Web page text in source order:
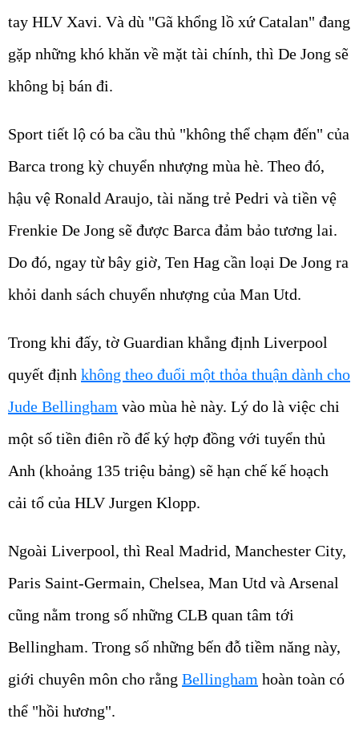
tay HLV Xavi. Và dù "Gã khổng lồ xứ Catalan" đang
gặp những khó khăn về mặt tài chính, thì De Jong sẽ
không bị bán đi.
Sport tiết lộ có ba cầu thủ "không thể chạm đến" của
Barca trong kỳ chuyển nhượng mùa hè. Theo đó,
hậu vệ Ronald Araujo, tài năng trẻ Pedri và tiền vệ
Frenkie De Jong sẽ được Barca đảm bảo tương lai.
Do đó, ngay từ bây giờ, Ten Hag cần loại De Jong ra
khỏi danh sách chuyển nhượng của Man Utd.
Trong khi đấy, tờ Guardian khẳng định Liverpool
quyết định không theo đuổi một thỏa thuận dành cho
Jude Bellingham vào mùa hè này. Lý do là việc chi
một số tiền điên rồ để ký hợp đồng với tuyển thủ
Anh (khoảng 135 triệu bảng) sẽ hạn chế kế hoạch
cải tổ của HLV Jurgen Klopp.
Ngoài Liverpool, thì Real Madrid, Manchester City,
Paris Saint‑Germain, Chelsea, Man Utd và Arsenal
cũng nằm trong số những CLB quan tâm tới
Bellingham. Trong số những bến đỗ tiềm năng này,
giới chuyên môn cho rằng Bellingham hoàn toàn có
thể "hồi hương".